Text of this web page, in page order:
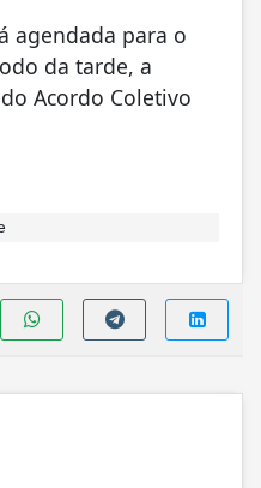
agendada para o
da tarde, a
Acordo Coletivo